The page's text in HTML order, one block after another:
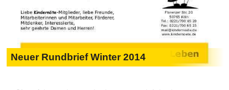
Neuer Rundbrief Winter 2014